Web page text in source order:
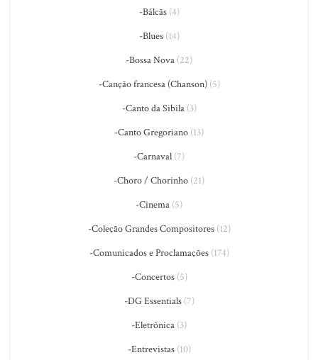
-Bálcãs(4)
-Blues(14)
-Bossa Nova (22)
-Canção francesa (Chanson)(5)
-Canto da Sibila(3)
-Canto Gregoriano (13)
-Carnaval (7)
-Choro / Chorinho (21)
-Cinema (5)
-Coleção Grandes Compositores(12)
-Comunicados e Proclamações(174)
-Concertos(5)
-DG Essentials(7)
-Eletrônica (3)
-Entrevistas(10)